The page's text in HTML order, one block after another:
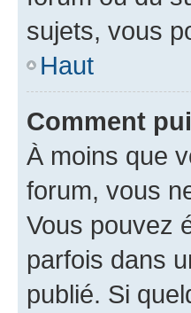
sujets, vous
Haut
Comment
À moins que
forum, vous
Vous pouvez
parfois dans
publié. Si